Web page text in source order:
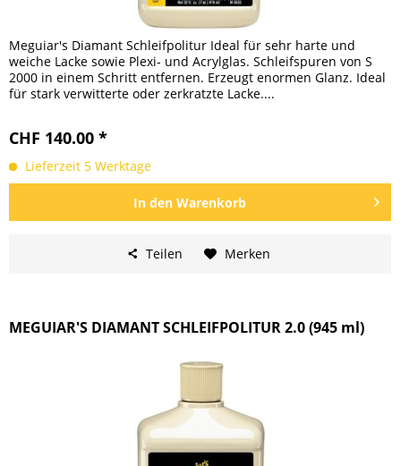
Meguiar's Diamant Schleifpolitur Ideal für sehr harte und
weiche Lacke sowie Plexi- und Acrylglas. Schleifspuren von S
2000 in einem Schritt entfernen. Erzeugt enormen Glanz. Ideal
für stark verwitterte oder zerkratzte Lacke....
CHF 140.00 *
Lieferzeit 5 Werktage
In den Warenkorb
Teilen Merken
MEGUIAR'S DIAMANT SCHLEIFPOLITUR 2.0 (945 ml)